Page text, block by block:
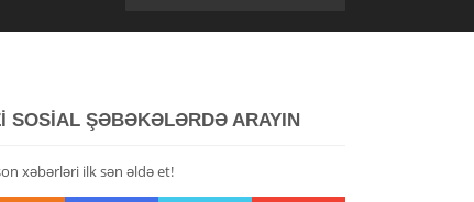
SOSİAL ŞƏBƏKƏLƏRDƏ ARAYIN
xəbərləri ilk sən əldə et!